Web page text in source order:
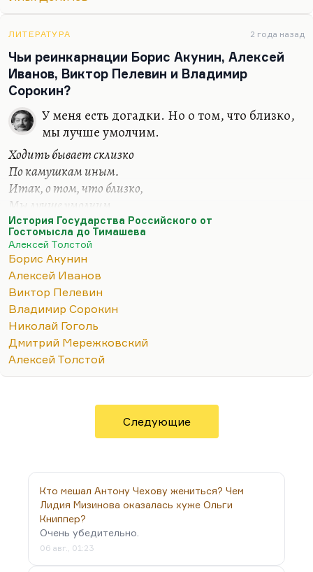
постараюсь там написать к нему некое
предисловие. Это просто один из самых любимых
не просто артистов, не просто людей, но и
писателей, и сочинителей. Вообще такое
совершенно ренессансное явление.
Вот странно: Сергей Колтаков был такой
раздражительный, такой желчный, а люди так…
ЛИТЕРАТУРА 2 года назад
Чьи реинкарнации Борис Акунин, Алексей
Иванов, Виктор Пелевин и Владимир
Сорокин?
У меня есть догадки. Но о том, что близко,
мы лучше умолчим.
Ходить бывает склизко
По камушкам иным.
Итак, о том, что близко,
Мы лучше умолчим.
Пелевин очень близок к Гоголю — во всяком
случае, по главным чертам своего дарования — но
инкарнацией его не является. Дело в том, что,
понимаете, постсоветская история — она, рискну
сказать, в некотором отношении и пострусская.
Как правильно сказал тот же Пелевин, вишневый
сад выжил в морозах Колымы, но задохнулся,
когда не стало кислорода. Вообще в
постсоветских временах, он правильно писал,
вишня здесь вообще больше не будет расти.
Он правильно почувствовал, что советское было
каким-то больным изводом…
История Государства Российского от
Гостомысла до Тимашева
Алексей Толстой
Борис Акунин
Алексей Иванов
Виктор Пелевин
Владимир Сорокин
Николай Гоголь
Дмитрий Мережковский
Алексей Толстой
Следующие
Кто мешал Антону Чехову жениться? Чем
Лидия Мизинова оказалась хуже Ольги
Книппер?
Очень убедительно.
06 авг., 01:23